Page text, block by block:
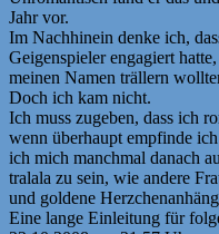
Jahr vor.
Im Nachhinein denke ich,
Geigenspieler engagiert
meinen Namen trällern
Doch ich kam nicht.
Ich muss zugeben, dass ich
wenn überhaupt empfinde
ich mich manchmal danach
tralala zu sein, wie andere
und goldene
Eine lange Einleitung für